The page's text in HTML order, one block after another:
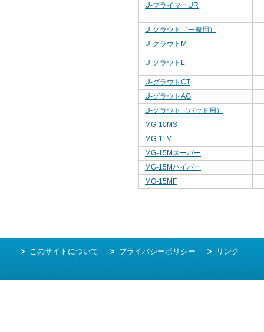
U-プライマーUR
U-グラウト（一般用）
U-グラウトM
U-グラウトL
U-グラウトCT
U-グラウトAG
U-グラウト（パッド用）
MG-10MS
MG-11M
MG-15Mスーパー
MG-15Mハイパー
MG-15MF
このサイトについて プライバシーポリシー リンク